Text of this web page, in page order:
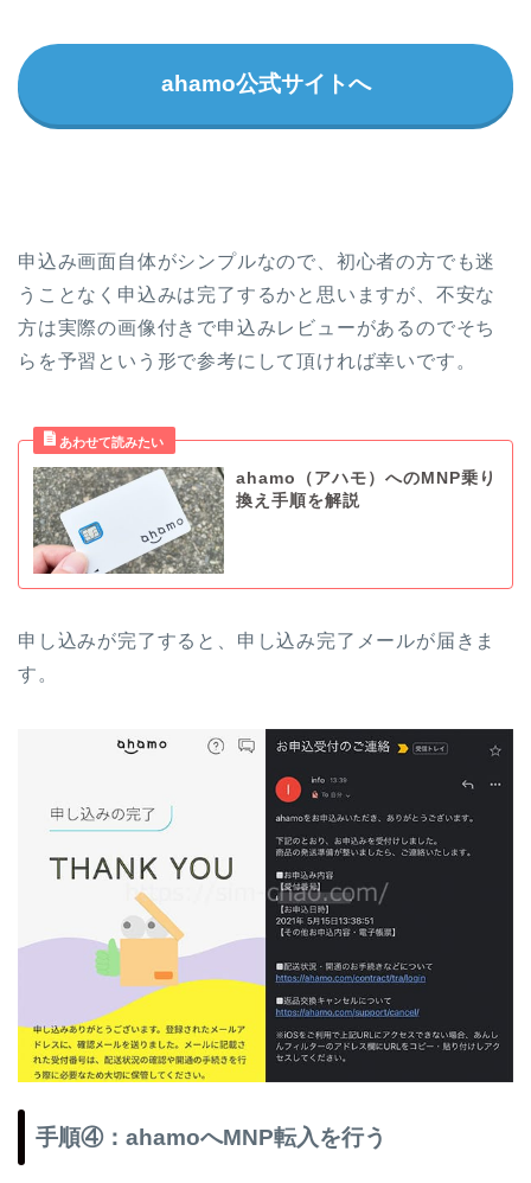
ahamo公式サイトへ
申込み画面自体がシンプルなので、初心者の方でも迷
うことなく申込みは完了するかと思いますが、不安な
方は実際の画像付きで申込みレビューがあるのでそち
らを予習という形で参考にして頂ければ幸いです。
ahamo（アハモ）へのMNP乗り
換え手順を解説
申し込みが完了すると、申し込み完了メールが届きま
す。
手順④：ahamoへMNP転入を行う